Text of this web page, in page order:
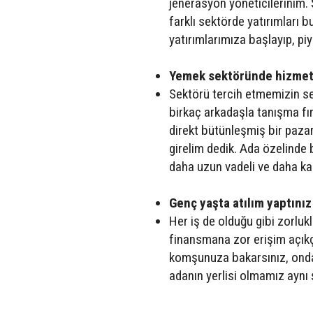
jenerasyon yöneticilerinim.
farklı sektörde yatırımları
yatırımlarımıza başlayıp,
Yemek sektöründe
Sektörü tercih etmemizin
birkaç arkadaşla tanışma
direkt bütünleşmiş bir
girelim dedik. Ada
daha uzun vadeli ve daha
Genç yaşta atılım
Her iş de olduğu gibi
finansmana zor erişim
komşunuza bakarsınız,
adanın yerlisi olmamız